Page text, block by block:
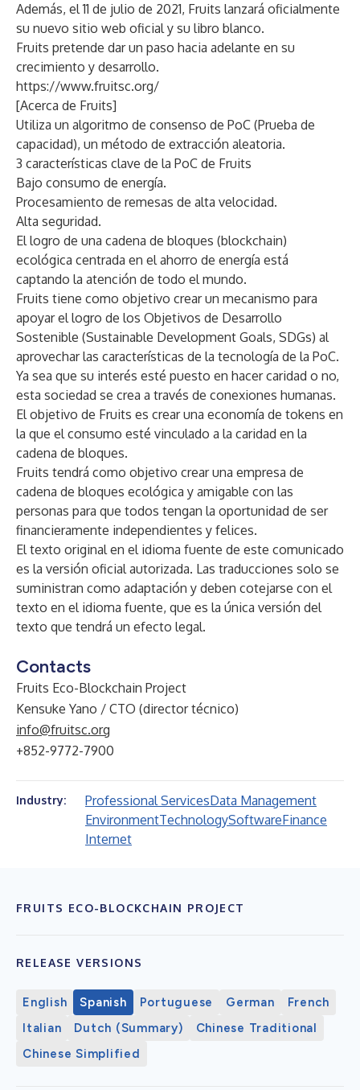
Además, el 11 de julio de 2021, Fruits lanzará oficialmente
su nuevo sitio web oficial y su libro blanco.
Fruits pretende dar un paso hacia adelante en su
crecimiento y desarrollo.
https://www.fruitsc.org/
[Acerca de Fruits]
Utiliza un algoritmo de consenso de PoC (Prueba de
capacidad), un método de extracción aleatoria.
3 características clave de la PoC de Fruits
Bajo consumo de energía.
Procesamiento de remesas de alta velocidad.
Alta seguridad.
El logro de una cadena de bloques (blockchain)
ecológica centrada en el ahorro de energía está
captando la atención de todo el mundo.
Fruits tiene como objetivo crear un mecanismo para
apoyar el logro de los Objetivos de Desarrollo
Sostenible (Sustainable Development Goals, SDGs) al
aprovechar las características de la tecnología de la PoC.
Ya sea que su interés esté puesto en hacer caridad o no,
esta sociedad se crea a través de conexiones humanas.
El objetivo de Fruits es crear una economía de tokens en
la que el consumo esté vinculado a la caridad en la
cadena de bloques.
Fruits tendrá como objetivo crear una empresa de
cadena de bloques ecológica y amigable con las
personas para que todos tengan la oportunidad de ser
financieramente independientes y felices.
El texto original en el idioma fuente de este comunicado
es la versión oficial autorizada. Las traducciones solo se
suministran como adaptación y deben cotejarse con el
texto en el idioma fuente, que es la única versión del
texto que tendrá un efecto legal.
Contacts
Fruits Eco-Blockchain Project
Kensuke Yano / CTO (director técnico)
info@fruitsc.org
+852-9772-7900
Industry: Professional ServicesData Management
EnvironmentTechnologySoftwareFinance
Internet
FRUITS ECO-BLOCKCHAIN PROJECT
RELEASE VERSIONS
English Spanish Portuguese German
French
Italian
Dutch (Summary)
Chinese Traditional
Chinese Simplified